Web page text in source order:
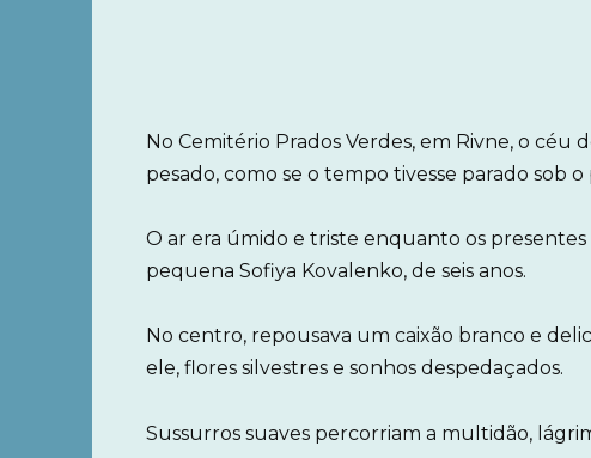
No Cemitério Prados Verdes, em Rivne, o céu
pesado, como se o tempo tivesse parado sob
O ar era úmido e triste enquanto os
pequena Sofiya Kovalenko, de seis anos.
No centro, repousava um caixão branco e
ele, flores silvestres e sonhos despedaçados.
Sussurros suaves percorriam a multidão,